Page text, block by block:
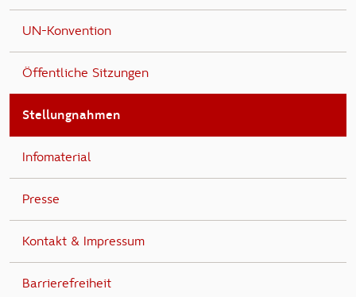
UN-Konvention
Öffentliche Sitzungen
Stellungnahmen
Infomaterial
Presse
Kontakt & Impressum
Barrierefreiheit